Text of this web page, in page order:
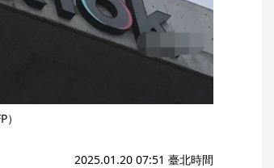
2025.01.20 07:51 臺北時間